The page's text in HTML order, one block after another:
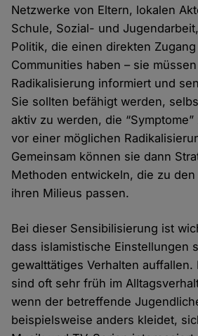
Netzwerke von Eltern, lokalen
Schule, Sozial- und
Politik, die einen direkten
Communities haben – sie
Radikalisierung informiert und
Sie sollten befähigt werden,
aktiv zu werden, die
vor einer möglichen
Gemeinsam können sie dann
Methoden entwickeln, die zu
ihren Milieus passen.
Bei dieser Sensibilisierung ist
dass islamistische Einstellungen
gewalttätiges Verhalten auffallen.
sind oft sehr früh im
wenn der betreffende
beispielsweise anders kleidet,